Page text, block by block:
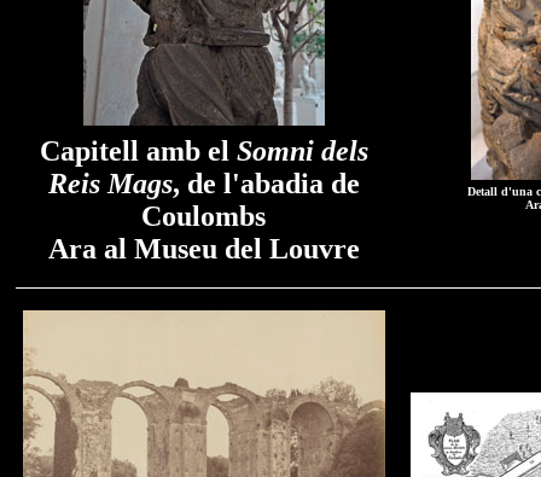
Capitell amb el Somni dels
Reis Mags, de l'abadia de
Coulombs
Ara al Museu del Louvre
Detall d'una